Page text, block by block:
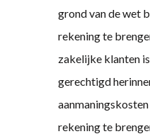
grond van de wet
rekening te
zakelijke klanten
gerechtigd
rekening te